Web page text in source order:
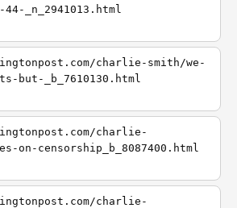
_n_2941013.html
charlie-smith/we-
but-_b_7610130.html
charlie-
on-censorship_b_8087400.html
charlie-